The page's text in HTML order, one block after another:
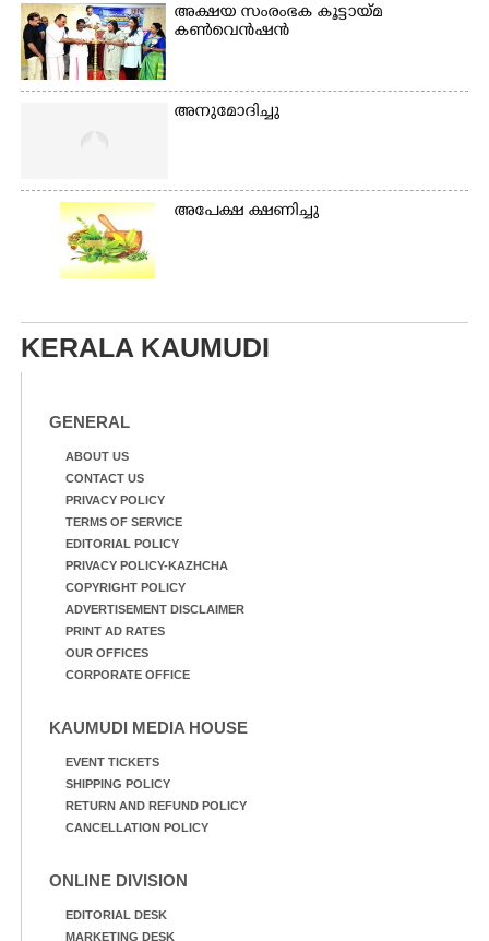
അക്ഷയ സംരംഭക കൂട്ടായ്മ
കൺവെൻഷൻ
അനുമോദിച്ചു
അപേക്ഷ ക്ഷണിച്ചു
KERALA KAUMUDI
GENERAL
ABOUT US
CONTACT US
PRIVACY POLICY
TERMS OF SERVICE
EDITORIAL POLICY
PRIVACY POLICY-KAZHCHA
COPYRIGHT POLICY
ADVERTISEMENT DISCLAIMER
PRINT AD RATES
OUR OFFICES
CORPORATE OFFICE
KAUMUDI MEDIA HOUSE
EVENT TICKETS
SHIPPING POLICY
RETURN AND REFUND POLICY
CANCELLATION POLICY
ONLINE DIVISION
EDITORIAL DESK
MARKETING DESK